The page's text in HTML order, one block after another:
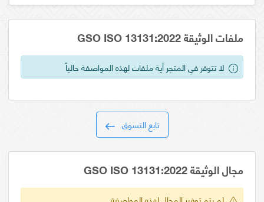
ملفات الوثيقة GSO ISO 13131:2022
لا تتوفر في المتجر أية ملفات لهذه المواصفة حالياً
تابع التسوق
مجال الوثيقة GSO ISO 13131:2022